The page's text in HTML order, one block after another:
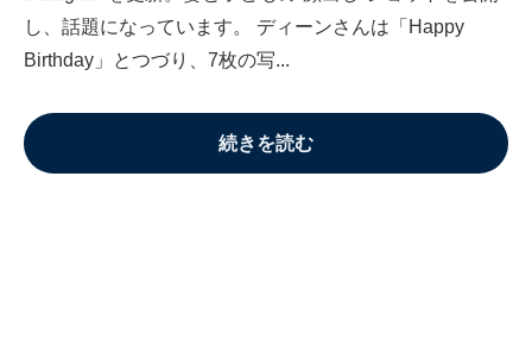
し、話題になっています。 ディーンさんは「Happy
Birthday」とつづり、7枚の写...
続きを読む